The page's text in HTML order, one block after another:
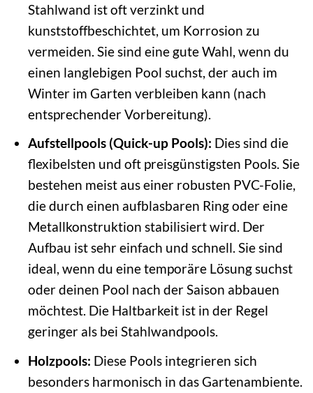
Stahlwand ist oft verzinkt und
kunststoffbeschichtet, um Korrosion zu
vermeiden. Sie sind eine gute Wahl, wenn du
einen langlebigen Pool suchst, der auch im
Winter im Garten verbleiben kann (nach
entsprechender Vorbereitung).
Aufstellpools (Quick-up Pools): Dies sind die
flexibelsten und oft preisgünstigsten Pools. Sie
bestehen meist aus einer robusten PVC-Folie,
die durch einen aufblasbaren Ring oder eine
Metallkonstruktion stabilisiert wird. Der
Aufbau ist sehr einfach und schnell. Sie sind
ideal, wenn du eine temporäre Lösung suchst
oder deinen Pool nach der Saison abbauen
möchtest. Die Haltbarkeit ist in der Regel
geringer als bei Stahlwandpools.
Holzpools: Diese Pools integrieren sich
besonders harmonisch in das Gartenambiente.